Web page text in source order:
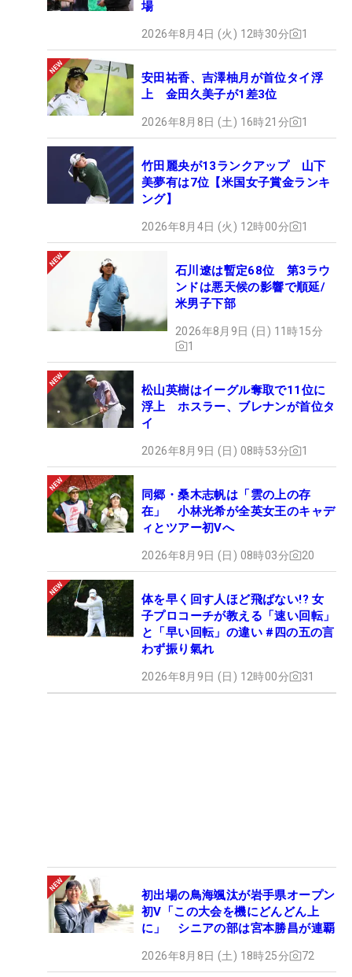
場
2026年8月4日 (火) 12時30分 1
安田祐香、吉澤柚月が首位タイ浮
上 金田久美子が1差3位
2026年8月8日 (土) 16時21分 1
竹田麗央が13ランクアップ 山下
美夢有は7位【米国女子賞金ランキ
ング】
2026年8月4日 (火) 12時00分 1
石川遼は暫定68位 第3ラウ
ンドは悪天候の影響で順延/
米男子下部
2026年8月9日 (日) 11時15分
1
松山英樹はイーグル奪取で11位に
浮上 ホスラー、ブレナンが首位タ
イ
2026年8月9日 (日) 08時53分 1
同郷・桑木志帆は「雲の上の存
在」 小林光希が全英女王のキャデ
ィとツアー初Vへ
2026年8月9日 (日) 08時03分 20
体を早く回す人ほど飛ばない!? 女
子プロコーチが教える「速い回転」
と「早い回転」の違い #四の五の言
わず振り氣れ
2026年8月9日 (日) 12時00分 31
初出場の鳥海颯汰が岩手県オープン
初V「この大会を機にどんどん上
に」 シニアの部は宮本勝昌が連覇
2026年8月8日 (土) 18時25分 72